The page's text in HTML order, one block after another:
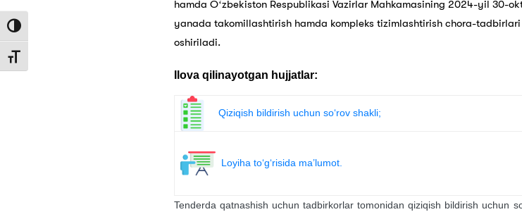
Toggle High Contrast
Toggle Font size
hamda Oʻzbekiston Respublikasi Vazirlar Mahkamasining 2024-yil 30-
yanada takomillashtirish hamda kompleks tizimlashtirish chora-
oshiriladi.
Ilova qilinayotgan hujjatlar:
Qiziqish bildirish uchun soʻrov shakli;
Loyiha to‘g‘risida ma’lumot.
Tenderda qatnashish uchun tadbirkorlar tomonidan qiziqish bildirish uchun